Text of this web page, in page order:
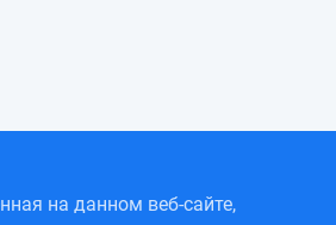
на данном веб-сайте,